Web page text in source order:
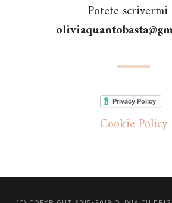
Potete scrivermi
Cookie Policy